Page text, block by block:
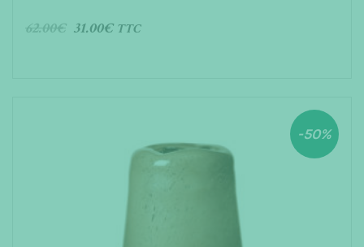
62.00€ 31.00€ TTC
-50%